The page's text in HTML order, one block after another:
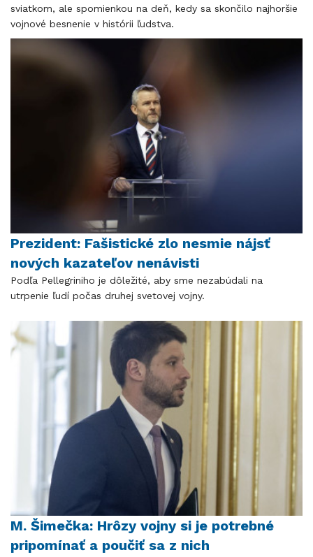
sviatkom, ale spomienkou na deň, kedy sa skončilo najhoršie
vojnové besnenie v histórii ľudstva.
Prezident: Fašistické zlo nesmie nájsť
nových kazateľov nenávisti
Podľa Pellegriniho je dôležité, aby sme nezabúdali na
utrpenie ľudí počas druhej svetovej vojny.
M. Šimečka: Hrôzy vojny si je potrebné
pripomínať a poučiť sa z nich